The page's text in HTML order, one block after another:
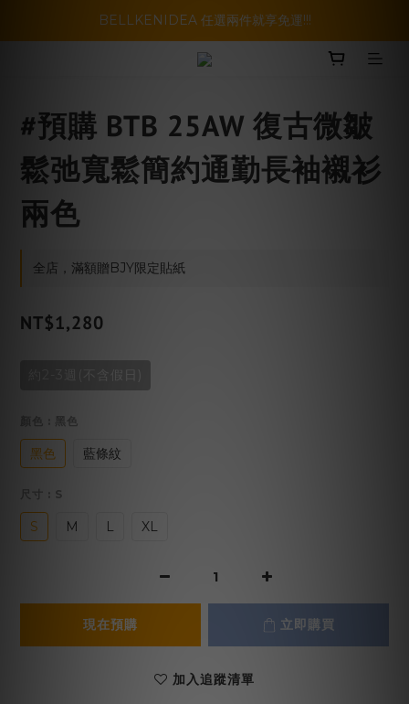
暑假活動登場!! SBG套裝超級優惠價，兩套以上再享免運哦!!
BELLKENIDEA 任選兩件就享免運!!!
暑假活動登場!! SBG套裝超級優惠價，兩套以上再享免運哦!!
#預購 BTB 25AW 復古微皺
鬆弛寬鬆簡約通勤長袖襯衫
兩色
全店，滿額贈BJY限定貼紙
NT$1,280
約2-3週(不含假日)
: 黑色
黑色 藍條紋
: S
S M L XL
現在預購 立即購買
加入追蹤清單